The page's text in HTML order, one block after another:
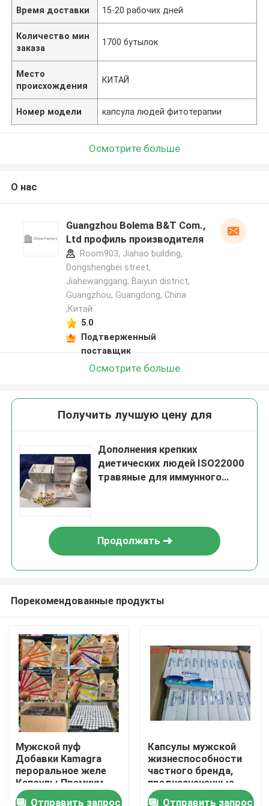
Продукты
видео
Время доставки 15-20 рабочих дней
Количество мин
заказа
1700 бутылок
Место
происхождения
КИТАЙ
Номер модели капсула людей фитотерапии
Осмотрите больше
О нас
Guangzhou Bolema B&T Com.,
Ltd профиль производителя
Room903, Jiahao building,
Dongshengbei street,
Jiahewanggang, Baiyun district,
Guangzhou, Guangdong, China
,Китай
5.0
Подтверженный
поставщик
Осмотрите больше
Получить лучшую цену для
Дополнения крепких
диетических людей ISO22000
травяные для иммунного
Продолжать
Порекомендованные продукты
Мужской пуф
Добавки Kamagra
пероральное желе
Капсулы Премиум
упаковка Пузырь
Отправить запрос
Капсулы мужской
жизнеспособности
частного бренда,
предназначенные
для мужского
Отправить запрос